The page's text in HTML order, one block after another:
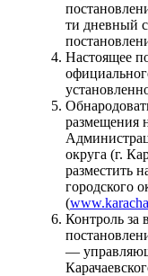
ти дневный
Настоящее
размещения
округа (г.
разместить
городского
(
Контроль за
—